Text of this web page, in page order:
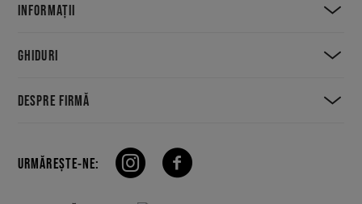
INFORMAȚII
GHIDURI
DESPRE FIRMĂ
URMĂREȘTE-NE: